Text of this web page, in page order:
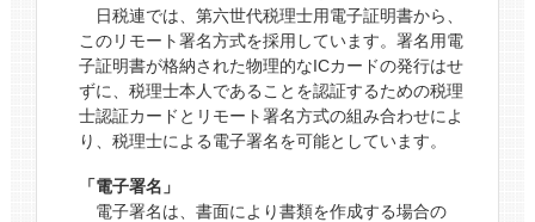
日税連では、第六世代税理士用電子証明書から、
このリモート署名方式を採用しています。署名用電
子証明書が格納された物理的なICカードの発行はせ
ずに、税理士本人であることを認証するための税理
士認証カードとリモート署名方式の組み合わせによ
り、税理士による電子署名を可能としています。
「電子署名」
電子署名は、書面により書類を作成する場合の